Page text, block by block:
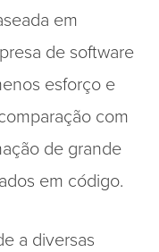
em
de software
esforço e
com
de grande
em código.
a diversas